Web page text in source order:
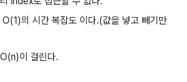
의 시간 복잡도 이다.(값을 넣고 빼기만
이 걸린다.